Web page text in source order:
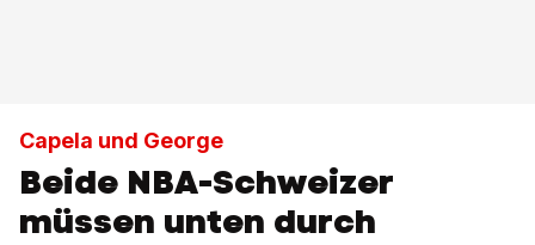
Capela und George
Beide NBA-Schweizer
müssen unten durch